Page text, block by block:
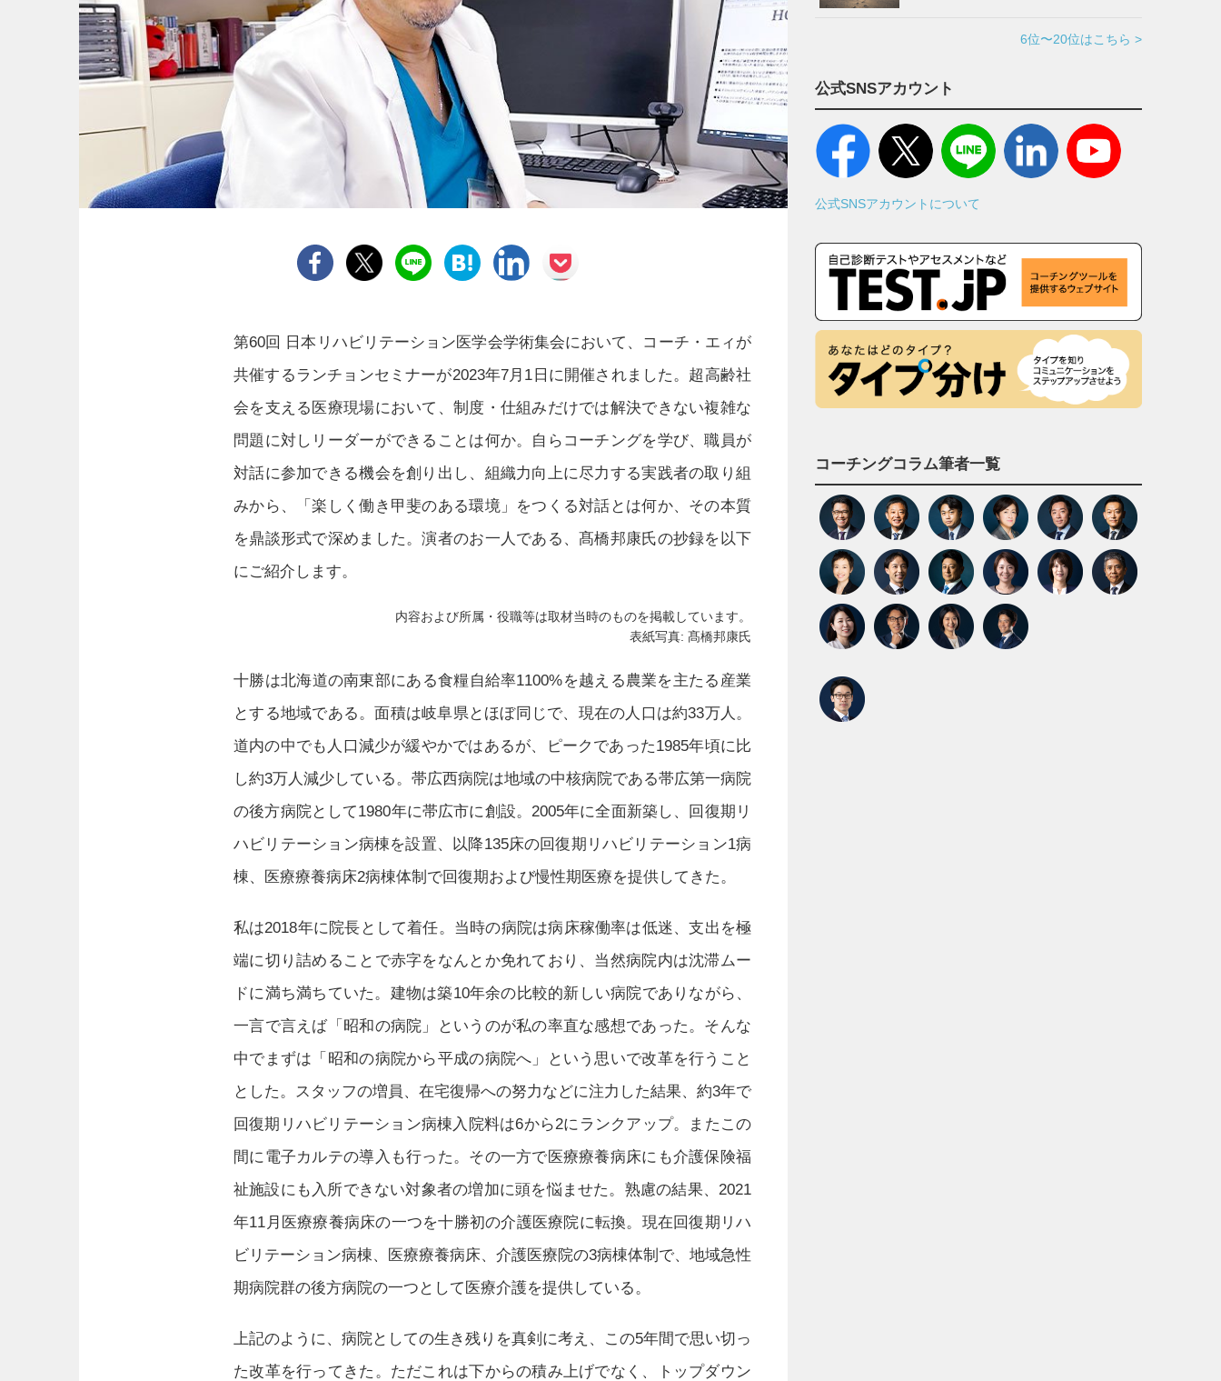
第60回 日本リハビリテーション医学会学術集会において、コーチ・エィが
共催するランチョンセミナーが2023年7月1日に開催されました。超高齢社
会を支える医療現場において、制度・仕組みだけでは解決できない複雑な
問題に対しリーダーができることは何か。自らコーチングを学び、職員が
対話に参加できる機会を創り出し、組織力向上に尽力する実践者の取り組
みから、「楽しく働き甲斐のある環境」をつくる対話とは何か、その本質
を鼎談形式で深めました。演者のお一人である、髙橋邦康氏の抄録を以下
にご紹介します。
内容および所属・役職等は取材当時のものを掲載しています。
表紙写真: 髙橋邦康氏
十勝は北海道の南東部にある食糧自給率1100%を越える農業を主たる産業
とする地域である。面積は岐阜県とほぼ同じで、現在の人口は約33万人。
道内の中でも人口減少が緩やかではあるが、ピークであった1985年頃に比
し約3万人減少している。帯広西病院は地域の中核病院である帯広第一病院
の後方病院として1980年に帯広市に創設。2005年に全面新築し、回復期リ
ハビリテーション病棟を設置、以降135床の回復期リハビリテーション1病
棟、医療療養病床2病棟体制で回復期および慢性期医療を提供してきた。
私は2018年に院長として着任。当時の病院は病床稼働率は低迷、支出を極
端に切り詰めることで赤字をなんとか免れており、当然病院内は沈滞ムー
ドに満ち満ちていた。建物は築10年余の比較的新しい病院でありながら、
一言で言えば「昭和の病院」というのが私の率直な感想であった。そんな
中でまずは「昭和の病院から平成の病院へ」という思いで改革を行うこと
とした。スタッフの増員、在宅復帰への努力などに注力した結果、約3年で
回復期リハビリテーション病棟入院料は6から2にランクアップ。またこの
間に電子カルテの導入も行った。その一方で医療療養病床にも介護保険福
祉施設にも入所できない対象者の増加に頭を悩ませた。熟慮の結果、2021
年11月医療療養病床の一つを十勝初の介護医療院に転換。現在回復期リハ
ビリテーション病棟、医療療養病床、介護医療院の3病棟体制で、地域急性
期病院群の後方病院の一つとして医療介護を提供している。
上記のように、病院としての生き残りを真剣に考え、この5年間で思い切っ
た改革を行ってきた。ただこれは下からの積み上げでなく、トップダウン
6位〜20位はこちら >
公式SNSアカウント
公式SNSアカウントについて
コーチングコラム筆者一覧